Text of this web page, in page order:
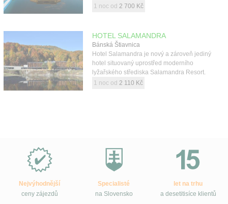
1 noc od 2 700 Kč
HOTEL SALAMANDRA
Bánská Štiavnica
Hotel Salamandra je nový a zároveň jediný
hotel situovaný uprostřed moderního
lyžařského střediska Salamandra Resort.
1 noc od 2 110 Kč
Slovensko.cz?
Nejvýhodnější
ceny zájezdů
Specialisté
na Slovensko
let na trhu
a desetitisíce klientů